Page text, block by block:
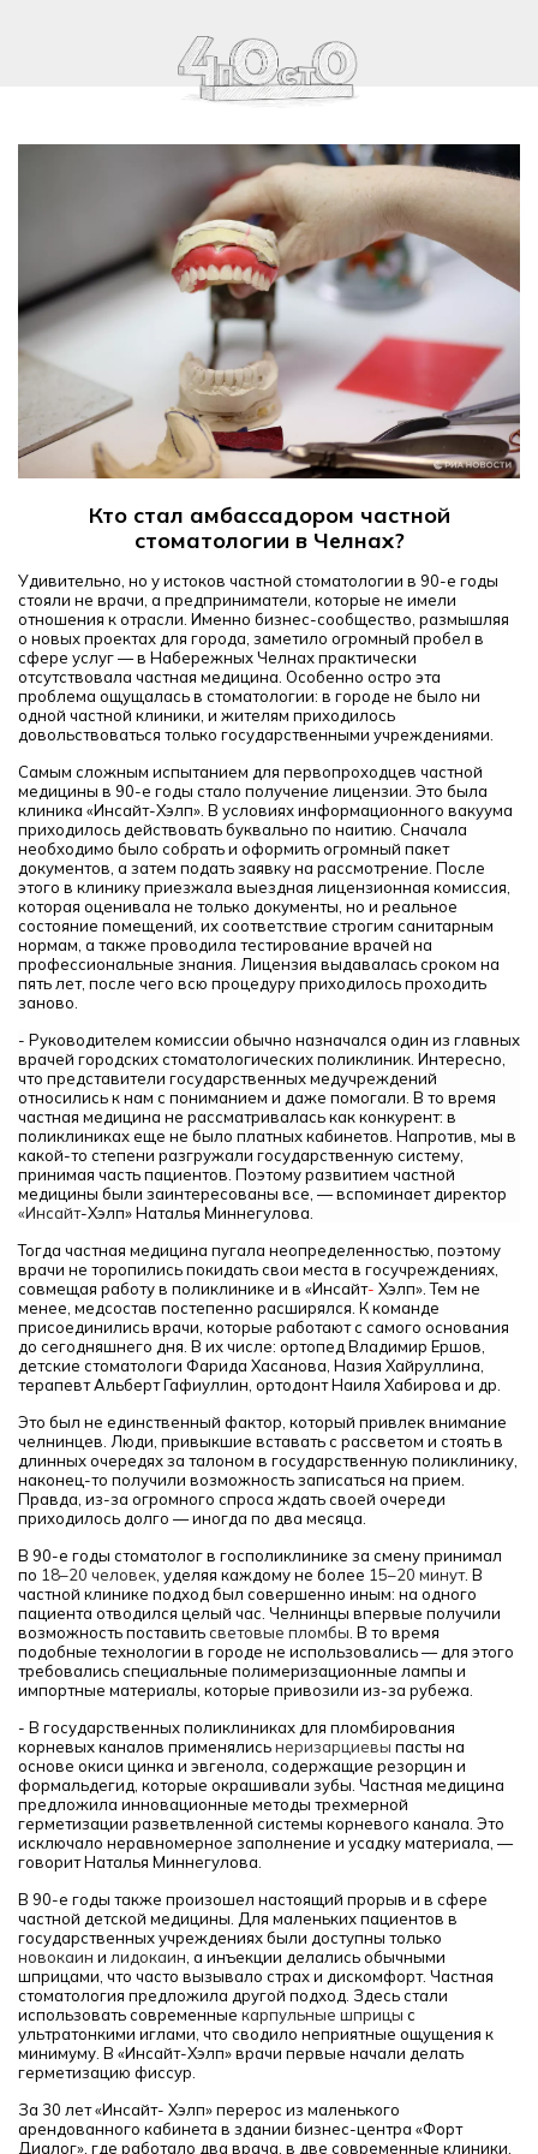
Кто стал амбассадором частной
стоматологии в Челнах?
Удивительно, но у истоков частной стоматологии в 90-е годы
стояли не врачи, а предприниматели, которые не имели
отношения к отрасли. Именно бизнес-сообщество, размышляя
о новых проектах для города, заметило огромный пробел в
сфере услуг — в Набережных Челнах практически
отсутствовала частная медицина. Особенно остро эта
проблема ощущалась в стоматологии: в городе не было ни
одной частной клиники, и жителям приходилось
довольствоваться только государственными учреждениями.
Самым сложным испытанием для первопроходцев частной
медицины в 90-е годы стало получение лицензии. Это была
клиника «Инсайт-Хэлп». В условиях информационного вакуума
приходилось действовать буквально по наитию. Сначала
необходимо было собрать и оформить огромный пакет
документов, а затем подать заявку на рассмотрение. После
этого в клинику приезжала выездная лицензионная комиссия,
которая оценивала не только документы, но и реальное
состояние помещений, их соответствие строгим санитарным
нормам, а также проводила тестирование врачей на
профессиональные знания. Лицензия выдавалась сроком на
пять лет, после чего всю процедуру приходилось проходить
заново.
- Руководителем комиссии обычно назначался один из главных
врачей городских стоматологических поликлиник. Интересно,
что представители государственных медучреждений
относились к нам с пониманием и даже помогали. В то время
частная медицина не рассматривалась как конкурент: в
поликлиниках еще не было платных кабинетов. Напротив, мы в
какой-то степени разгружали государственную систему,
принимая часть пациентов. Поэтому развитием частной
медицины были заинтересованы все, — вспоминает директор
«Инсайт-Хэлп»Наталья Миннегулова.
Тогда частная медицина пугала неопределенностью, поэтому
врачи не торопились покидать свои места в госучреждениях,
совмещая работу в поликлинике и в «Инсайт- Хэлп». Тем не
менее, медсостав постепенно расширялся. К команде
присоединились врачи, которые работают с самого основания
до сегодняшнего дня. В их числе: ортопед Владимир Ершов,
детские стоматологи Фарида Хасанова, Назия Хайруллина,
терапевт Альберт Гафиуллин, ортодонт Наиля Хабирова и др.
Это был не единственный фактор, который привлек внимание
челнинцев. Люди, привыкшие вставать с рассветом и стоять в
длинных очередях за талоном в государственную поликлинику,
наконец-то получили возможность записаться на прием.
Правда, из-за огромного спроса ждать своей очереди
приходилось долго — иногда по два месяца.
В 90-е годы стоматолог в госполиклинике за смену принимал
по 18–20 человек , уделяя каждому не более 15–20 минут. В
частной клинике подход был совершенно иным: на одного
пациента отводился целый час. Челнинцы впервые получили
возможность поставить световые пломбы . В то время
подобные технологии в городе не использовались — для этого
требовались специальные полимеризационные лампы и
импортные материалы, которые привозили из-за рубежа.
- В государственных поликлиниках для пломбирования
корневых каналов применялисьнеризарциевы пасты на
основе окиси цинка и эвгенола, содержащие резорцин и
формальдегид, которые окрашивали зубы. Частная медицина
предложила инновационные методы трехмерной
герметизации разветвленной системы корневого канала. Это
исключало неравномерное заполнение и усадку материала, —
говорит Наталья Миннегулова.
В 90-е годы также произошел настоящий прорыв и в сфере
частной детской медицины. Для маленьких пациентов в
государственных учреждениях были доступны только
новокаин и лидокаин , а инъекции делались обычными
шприцами, что часто вызывало страх и дискомфорт. Частная
стоматология предложила другой подход. Здесь стали
использовать современные карпульные шприцы с
ультратонкими иглами, что сводило неприятные ощущения к
минимуму. В «Инсайт-Хэлп» врачи первые начали делать
герметизацию фиссур.
За 30 лет «Инсайт- Хэлп» перерос из маленького
арендованного кабинета в здании бизнес-центра «Форт
Диалог», где работало два врача, в две современные клиники.